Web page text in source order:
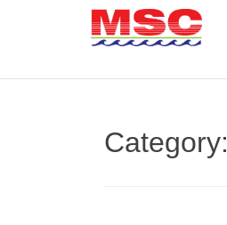
Category: